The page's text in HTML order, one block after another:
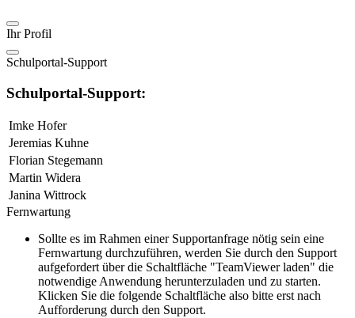
Ihr Profil
Schulportal-Support
Schulportal-Support:
Imke Hofer
Jeremias Kuhne
Florian Stegemann
Martin Widera
Janina Wittrock
Fernwartung
Sollte es im Rahmen einer Supportanfrage nötig sein eine
Fernwartung durchzuführen, werden Sie durch den Support
aufgefordert über die Schaltfläche "TeamViewer laden" die
notwendige Anwendung herunterzuladen und zu starten.
Klicken Sie die folgende Schaltfläche also bitte erst nach
Aufforderung durch den Support.